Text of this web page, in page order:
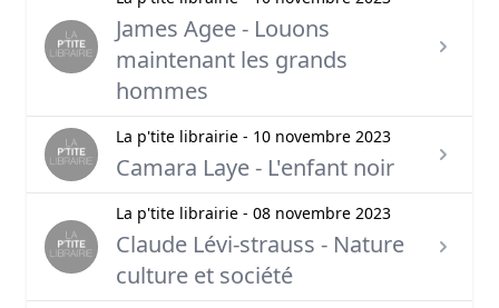
James Agee - Louons
maintenant les grands
hommes
La p'tite librairie - 10 novembre 2023
Camara Laye - L'enfant noir
La p'tite librairie - 08 novembre 2023
Claude Lévi-strauss - Nature
culture et société